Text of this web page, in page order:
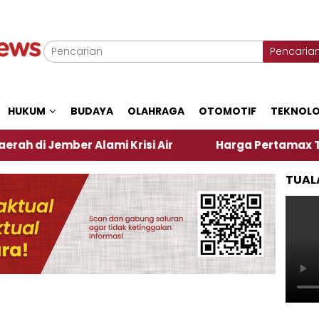
HUKUM BUDAYA OLAHRAGA OTOMOTIF
Alami Krisi Air Harga Pertamax Turun Per